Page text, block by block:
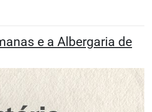
e a Albergaria de